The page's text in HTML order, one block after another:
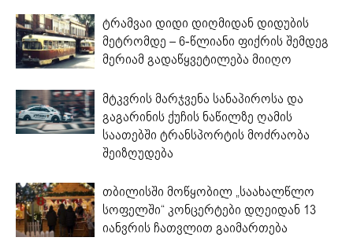
ტრამვაი დიდი დიღმიდან დიდუბის
მეტრომდე – 6-წლიანი ფიქრის შემდეგ
მერიამ გადაწყვეტილება მიიღო
მტკვრის მარჯვენა სანაპიროსა და
გაგარინის ქუჩის ნაწილზე ღამის
საათებში ტრანსპორტის მოძრაობა
შეიზღუდება
თბილისში მოწყობილ „საახალწლო
სოფელში“ კონცერტები დღეიდან 13
იანვრის ჩათვლით გაიმართება